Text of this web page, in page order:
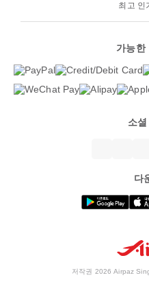
최고 인
가능한
소셜
다
저작권 2026 Airpaz